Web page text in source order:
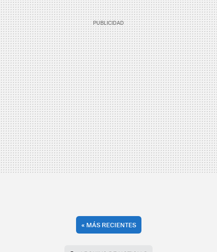
« MÁS RECIENTES